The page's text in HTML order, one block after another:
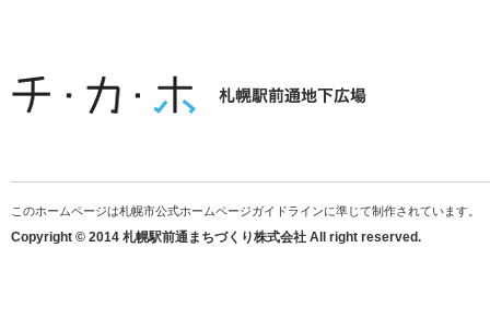
このホームページは札幌市公式ホームページガイドラインに準じて制作されています。
Copyright © 2014 札幌駅前通まちづくり株式会社 All right reserved.